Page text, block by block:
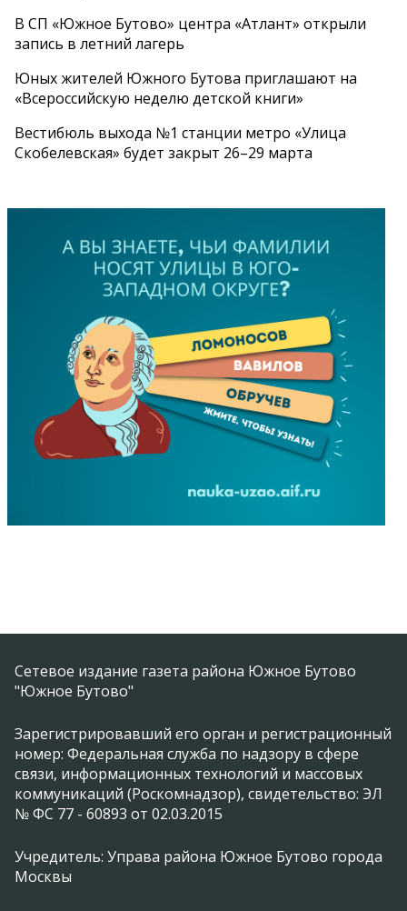
В СП «Южное Бутово» центра «Атлант» открыли
запись в летний лагерь
Юных жителей Южного Бутова приглашают на
«Всероссийскую неделю детской книги»
Вестибюль выхода №1 станции метро «Улица
Скобелевская» будет закрыт 26–29 марта
Сетевое издание газета района Южное Бутово
"Южное Бутово"
Зарегистрировавший его орган и регистрационный
номер: Федеральная служба по надзору в сфере
связи, информационных технологий и массовых
коммуникаций (Роскомнадзор), свидетельство: ЭЛ
№ ФС 77 - 60893 от 02.03.2015
Учредитель: Управа района Южное Бутово города
Москвы